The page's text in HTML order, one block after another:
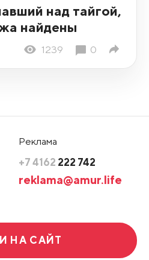
над тайгой,
найдены
1239 0
Реклама
+7 4162 222 742
reklama@amur.life
НА САЙТ